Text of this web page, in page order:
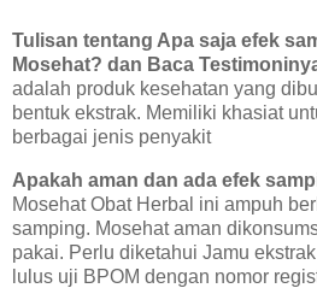
Tulisan tentang Apa saja efek
Mosehat? dan Baca
adalah produk kesehatan yang
bentuk ekstrak. Memiliki khasiat
berbagai jenis penyakit
Apakah aman dan ada efek
Mosehat Obat Herbal ini ampuh
samping. Mosehat aman
pakai. Perlu diketahui Jamu
lulus uji BPOM dengan nomor